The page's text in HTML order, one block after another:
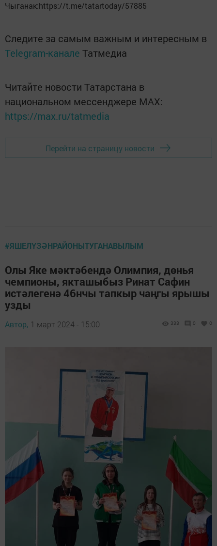
Чыганак:https://t.me/tatartoday/57885
Следите за самым важным и интересным в
Telegram-канале Татмедиа
Читайте новости Татарстана в
национальном мессенджере MАХ:
https://max.ru/tatmedia
Перейти на страницу новости
#ЯШЕЛҮЗӘНРАЙОНЫТУГАНАВЫЛЫМ
Олы Яке мәктәбендә Олимпия, дөнья
чемпионы, якташыбыз Ринат Сафин
истәлегенә 46нчы тапкыр чаңгы ярышы
узды
Автор, 1 март 2024 - 15:00 333 0 0